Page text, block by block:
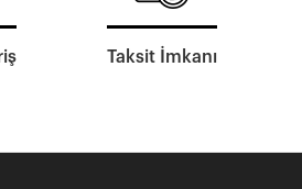
Taksit İmkanı